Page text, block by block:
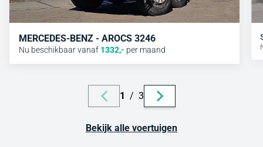
MERCEDES-BENZ - AROCS 3246
Nu beschikbaar vanaf 1332,- per maand
1 / 3
Bekijk alle voertuigen